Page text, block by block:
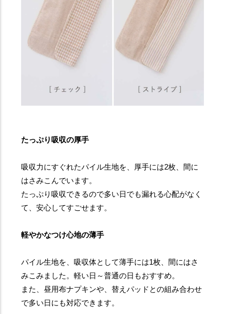
たっぷり吸収の厚手
吸収力にすぐれたパイル生地を、厚手には2枚、間に
はさみこんでいます。
たっぷり吸収できるので多い日でも漏れる心配がなく
て、安心してすごせます。
軽やかなつけ心地の薄手
パイル生地を、吸収体として薄手には1枚、間にはさ
みこみました。軽い日～普通の日もおすすめ。
また、昼用布ナプキンや、替えパッドとの組み合わせ
で多い日にも対応できます。